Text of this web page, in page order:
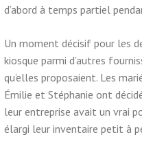
d’abord à temps partiel
Un moment décisif pour les
kiosque parmi d’autres
qu’elles proposaient. Les
Émilie et Stéphanie ont
leur entreprise avait un vrai
élargi leur inventaire petit à